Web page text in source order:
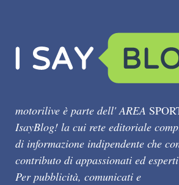
motorilive è parte dell' AREA
IsayBlog! la cui rete editoriale
di informazione indipendente che
contributo di appassionati ed
Per pubblicità, comunicati e